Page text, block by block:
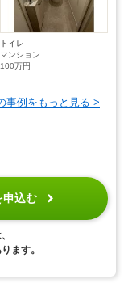
トイレ
マンション
100万円
事例をもっと見る >
申込む
ます。